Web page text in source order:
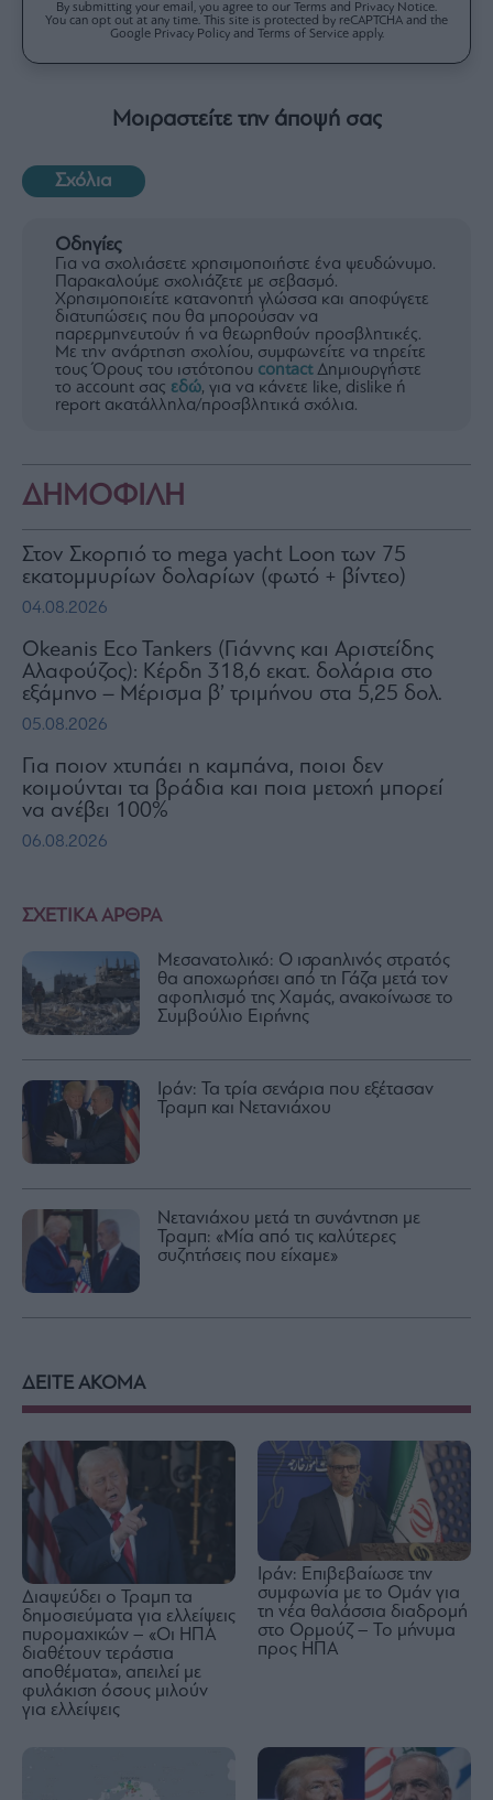
ΣΧΕΤΙΚΑ ΑΡΘΡΑ
Μεσανατολικό: Ο ισραηλινός στρατός
θα αποχωρήσει από τη Γάζα μετά τον
αφοπλισμό της Χαμάς, ανακοίνωσε το
Συμβούλιο Ειρήνης
Ιράν: Τα τρία σενάρια που εξέτασαν
Τραμπ και Νετανιάχου
Νετανιάχου μετά τη συνάντηση με
Τραμπ: «Μία από τις καλύτερες
συζητήσεις που είχαμε»
By submitting your email, you agree to our Terms and Privacy Notice.
You can opt out at any time. This site is protected by reCAPTCHA and the
Google Privacy Policy and Terms of Service apply.
Μοιραστείτε την άποψή σας
Σχόλια
Οδηγίες
Για να σχολιάσετε χρησιμοποιήστε ένα ψευδώνυμο.
Παρακαλούμε σχολιάζετε με σεβασμό.
Χρησιμοποιείτε κατανοητή γλώσσα και αποφύγετε
διατυπώσεις που θα μπορούσαν να
παρερμηνευτούν ή να θεωρηθούν προσβλητικές.
Με την ανάρτηση σχολίου, συμφωνείτε να τηρείτε
τους Όρους του ιστότοπου contactΔημιουργήστε
το account σας εδώ, για να κάνετε like, dislike ή
report ακατάλληλα/προσβλητικά σχόλια.
ΔΗΜΟΦΙΛΗ
Στον Σκορπιό το mega yacht Loon των 75
εκατομμυρίων δολαρίων (φωτό + βίντεο)
04.08.2026
Okeanis Eco Tankers (Γιάννης και Αριστείδης
Αλαφούζος): Κέρδη 318,6 εκατ. δολάρια στο
εξάμηνο – Μέρισμα β’ τριμήνου στα 5,25 δολ.
05.08.2026
Για ποιον χτυπάει η καμπάνα, ποιοι δεν
κοιμούνται τα βράδια και ποια μετοχή μπορεί
να ανέβει 100%
06.08.2026
ΔΕΙΤΕ ΑΚΟΜΑ
Διαψεύδει ο Τραμπ τα
δημοσιεύματα για ελλείψεις
πυρομαχικών – «Οι ΗΠΑ
διαθέτουν τεράστια
αποθέματα», απειλεί με
φυλάκιση όσους μιλούν
για ελλείψεις
Ιράν: Επιβεβαίωσε την
συμφωνία με το Ομάν για
τη νέα θαλάσσια διαδρομή
στο Ορμούζ – Το μήνυμα
προς ΗΠΑ